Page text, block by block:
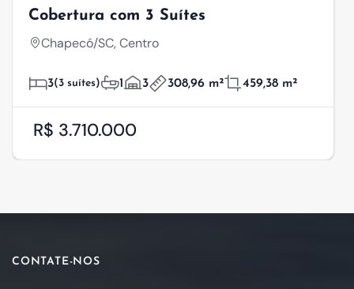
Cobertura com 3 Suítes
Chapecó/SC, Centro
3(3 suítes) 1 3 308,96 m² 459,38 m²
R$ 3.710.000
CONTATE-NOS